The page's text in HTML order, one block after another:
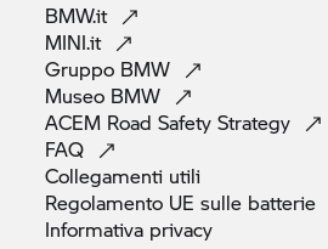
BMW.it
MINI.it
Gruppo BMW
Museo BMW
ACEM Road SafetyStrategy
FAQ
Collegamenti utili
Regolamento UE sulle batterie
Informativa privacy